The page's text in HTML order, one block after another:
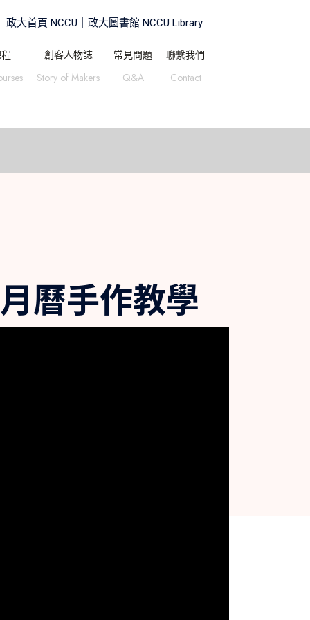
政大首頁 NCCU｜ 政大圖書館 NCCU Library
創客人物誌
Story of Makers
常見問題
Q&A
聯繫我們
Contact
曆手作教學